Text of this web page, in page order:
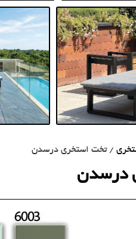
/ تخت استخری درسدن
درسدن